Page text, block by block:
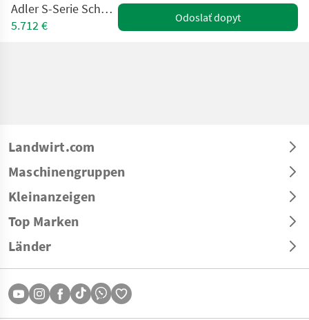
Adler S-Serie Schneeschild 240cm
5.712 €
Odoslať dopyt
Landwirt.com
Maschinengruppen
Kleinanzeigen
Top Marken
Länder